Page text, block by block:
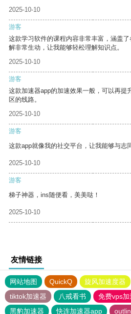
2025-10-10
游客
这款学习软件的课程内容非常丰富，涵盖
解非常生动，让我能够轻松理解知识点。
2025-10-10
游客
这款加速器app的加速效果一般，可以再提
区的线路。
2025-10-10
游客
这款app就像我的社交平台，让我能够与志
2025-10-10
游客
梯子神器，ins随便看，美美哒！
2025-10-10
友情链接
网站地图 QuickQ 旋风加速度器
tiktok加速器
八戒看书
免费vps
黑豹加速器
快连加速器app